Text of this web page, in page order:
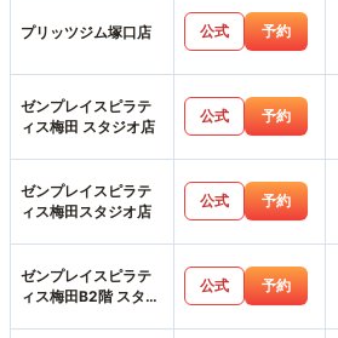
ツニニナナ-
プリッツジム塚口店 公式 予約
ゼンプレイスピラテ
ィス梅田 スタジオ店
公式 予約
ゼンプレイスピラテ
ィス梅田スタジオ店
公式 予約
ゼンプレイスピラテ
ィス梅田B2階 スタジ
公式 予約